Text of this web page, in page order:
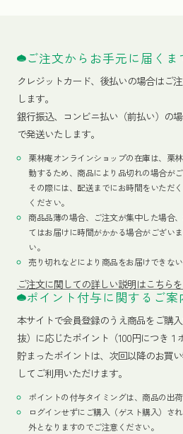
ご注文からお手元に届くま
クレジットカード、 後払いの場合はご
します。
銀行振込、コンビニ払い（前払い）の
で発送いたします。
栗林庵オンラインショップの在庫は、栗
動するため、商品により品切れの場合がご
その際には、配送までにお時間をいただ
ください。
商品品薄の場合、ご注文が集中した場合
てはお届けに時間がかかる場合がござい
い。
売り切れなどにより商品をお届けできな
ご注文に関しての詳しい説明はこちらを
ポイント付与に関するご案
本サイトで会員登録のうえ商品をご購
抜）に応じたポイント（100円につき１
貯まったポイントは、次回以降のお買
してご利用いただけます。
ポイントの付与タイミングは、商品の出
ログインせずにご購入（ゲスト購入）さ
外となりますのでご注意ください。